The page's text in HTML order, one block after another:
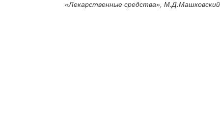
«Лекарственные средства», М.Д.Машковский